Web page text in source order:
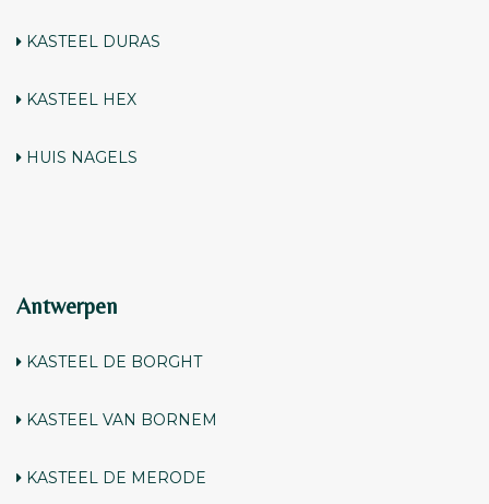
KASTEEL DURAS
KASTEEL HEX
HUIS NAGELS
Antwerpen
KASTEEL DE BORGHT
KASTEEL VAN BORNEM
KASTEEL DE MERODE